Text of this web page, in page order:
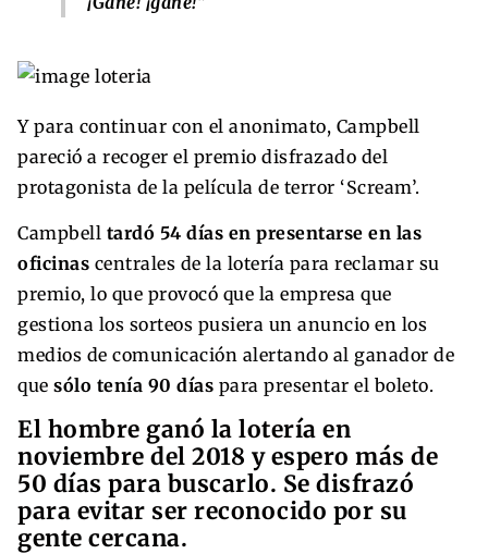
Y para continuar con el anonimato, Campbell
pareció a recoger el premio disfrazado del
protagonista de la película de terror ‘Scream’.
Campbell tardó 54 días en presentarse en las
oficinas centrales de la lotería para reclamar su
premio, lo que provocó que la empresa que
gestiona los sorteos pusiera un anuncio en los
medios de comunicación alertando al ganador de
que sólo tenía 90 días para presentar el boleto.
El hombre ganó la lotería en
noviembre del 2018 y espero más de
50 días para buscarlo. Se disfrazó
para evitar ser reconocido por su
gente cercana.